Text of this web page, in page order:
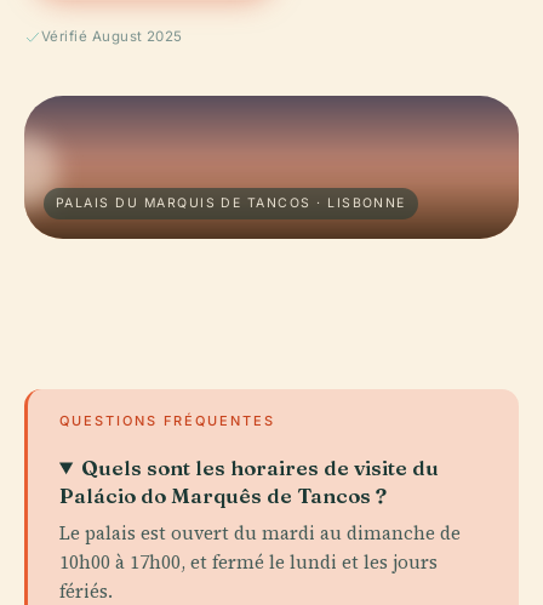
Vérifié August 2025
PALAIS DU MARQUIS DE TANCOS · LISBONNE
QUESTIONS FRÉQUENTES
Quels sont les horaires de visite du
Palácio do Marquês de Tancos ?
Le palais est ouvert du mardi au dimanche de
10h00 à 17h00, et fermé le lundi et les jours
fériés.